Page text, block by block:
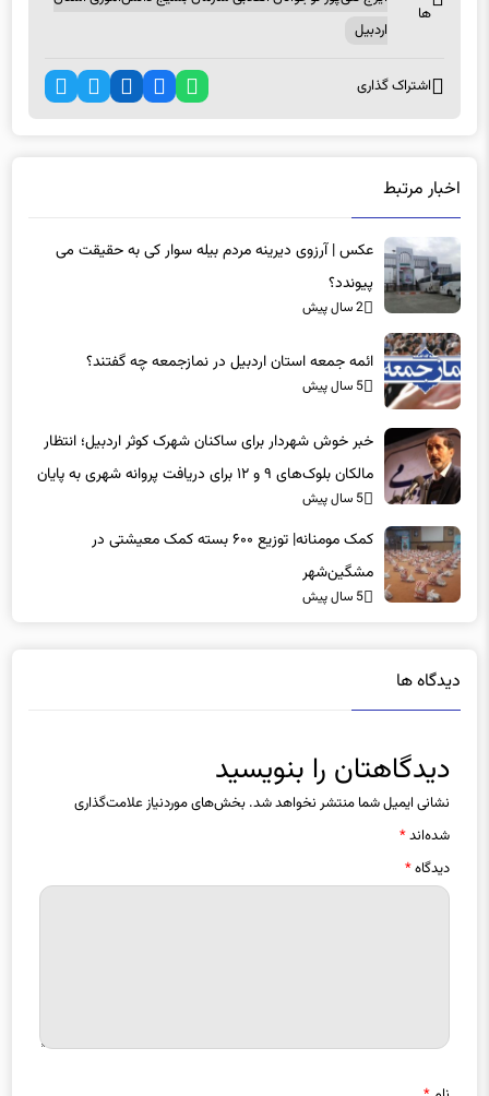
عکس | آرزوی دیرینه مردم بیله سوار کی به حقیقت می
پیوندد؟
5 سال پیش
مالکان بلوک‌های ۹ و ۱۲ برای دریافت پروانه شهری به پایان
می‌رسد
5 سال پیش
مشگین‌شهر
5 سال پیش
نشانی ایمیل شما منتشر نخواهد شد.بخش‌های موردنیاز علامت‌گذاری
شده‌اند*
دیدگاه*